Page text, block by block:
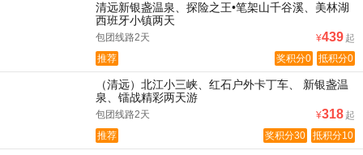
清远新银盏温泉、探险之王•笔架山千谷溪、美林湖
西班牙小镇两天
包团线路2天 ¥439 起
抵积分0
奖积分0
推荐
（清远）北江小三峡、红石户外卡丁车、 新银盏温
泉、镭战精彩两天游
包团线路2天 ¥318 起
抵积分10
奖积分30
推荐